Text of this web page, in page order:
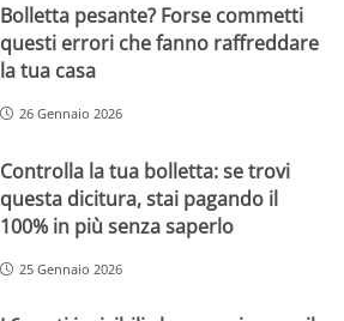
Bolletta pesante? Forse commetti
questi errori che fanno raffreddare
la tua casa
26 Gennaio 2026
Controlla la tua bolletta: se trovi
questa dicitura, stai pagando il
100% in più senza saperlo
25 Gennaio 2026